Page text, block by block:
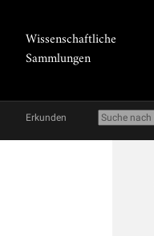
Wissenschaftliche
Sammlungen
Erkunden